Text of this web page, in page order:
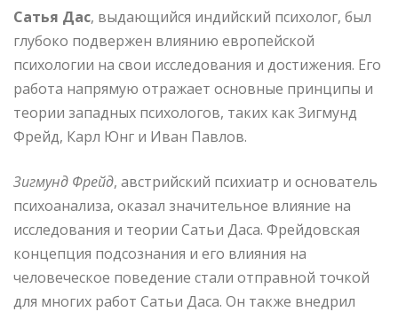
Сатья Дас, выдающийся индийский психолог, был
глубоко подвержен влиянию европейской
психологии на свои исследования и достижения. Его
работа напрямую отражает основные принципы и
теории западных психологов, таких как Зигмунд
Фрейд, Карл Юнг и Иван Павлов.
Зигмунд Фрейд, австрийский психиатр и основатель
психоанализа, оказал значительное влияние на
исследования и теории Сатьи Даса. Фрейдовская
концепция подсознания и его влияния на
человеческое поведение стали отправной точкой
для многих работ Сатьи Даса. Он также внедрил